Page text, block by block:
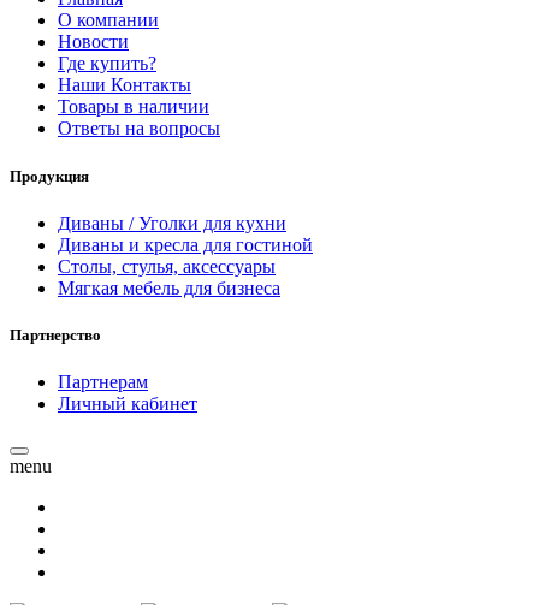
О компании
Новости
Где купить?
Наши Контакты
Товары в наличии
Ответы на вопросы
Продукция
Диваны / Уголки для кухни
Диваны и кресла для гостиной
Столы, стулья, аксессуары
Мягкая мебель для бизнеса
Партнерство
Партнерам
Личный кабинет
menu